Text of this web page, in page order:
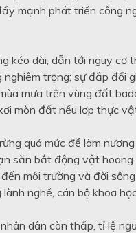
mạnh phát triển công
kéo dài, dẫn tới nguy cơ
nghiêm trọng; sự đắp đổi
mưa trên vùng đất
mòn đất nếu lơp thực
quá mức để làm
săn bắt động vật hoang
môi trường và đời sống
nghề, cán bộ khoa
dân còn thấp, tỉ lệ